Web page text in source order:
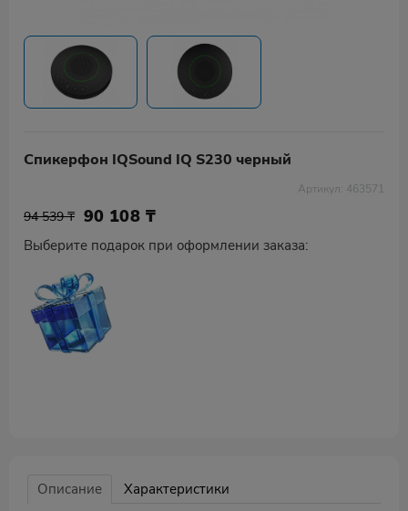
Спикерфон IQSound IQ S230 черный
Артикул: 463571
94 539 ₸ 90 108 ₸
Выберите подарок при оформлении заказа:
Описание
Характеристики